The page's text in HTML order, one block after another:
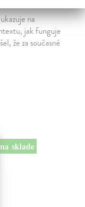
na
jak funguje
že za současné
na sklade